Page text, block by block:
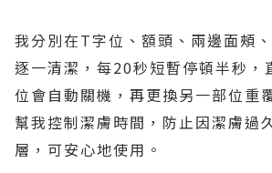
我分別在T字位、額頭、兩邊面頰
逐一清潔，每20秒短暫停頓半秒，
位會自動關機，再更換另一部位重
幫我控制潔膚時間，防止因潔膚過
層，可安心地使用。